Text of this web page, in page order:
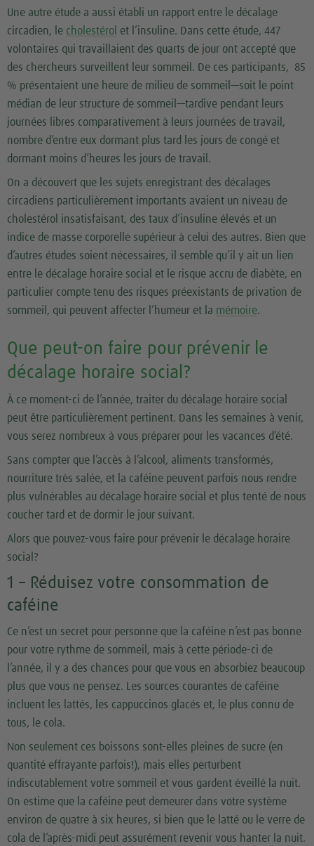
Une autre étude a aussi établi un rapport entre le décalage
circadien, le cholestérol et l’insuline. Dans cette étude, 447
volontaires qui travaillaient des quarts de jour ont accepté que
des chercheurs surveillent leur sommeil. De ces participants, 85
% présentaient une heure de milieu de sommeil—soit le point
médian de leur structure de sommeil—tardive pendant leurs
journées libres comparativement à leurs journées de travail,
nombre d’entre eux dormant plus tard les jours de congé et
dormant moins d’heures les jours de travail.
On a découvert que les sujets enregistrant des décalages
circadiens particulièrement importants avaient un niveau de
cholestérol insatisfaisant, des taux d’insuline élevés et un
indice de masse corporelle supérieur à celui des autres. Bien que
d’autres études soient nécessaires, il semble qu’il y ait un lien
entre le décalage horaire social et le risque accru de diabète, en
particulier compte tenu des risques préexistants de privation de
sommeil, qui peuvent affecter l’humeur et la mémoire.
Que peut-on faire pour prévenir le
décalage horaire social?
À ce moment-ci de l’année, traiter du décalage horaire social
peut être particulièrement pertinent. Dans les semaines à venir,
vous serez nombreux à vous préparer pour les vacances d’été.
Sans compter que l’accès à l’alcool, aliments transformés,
nourriture très salée, et la caféine peuvent parfois nous rendre
plus vulnérables au décalage horaire social et plus tenté de nous
coucher tard et de dormir le jour suivant.
Alors que pouvez-vous faire pour prévenir le décalage horaire
social?
1 – Réduisez votre consommation de
caféine
Ce n’est un secret pour personne que la caféine n’est pas bonne
pour votre rythme de sommeil, mais à cette période-ci de
l’année, il y a des chances pour que vous en absorbiez beaucoup
plus que vous ne pensez. Les sources courantes de caféine
incluent les lattés, les cappuccinos glacés et, le plus connu de
tous, le cola.
Non seulement ces boissons sont-elles pleines de sucre (en
quantité effrayante parfois!), mais elles perturbent
indiscutablement votre sommeil et vous gardent éveillé la nuit.
On estime que la caféine peut demeurer dans votre système
environ de quatre à six heures, si bien que le latté ou le verre de
cola de l’après-midi peut assurément revenir vous hanter la nuit.